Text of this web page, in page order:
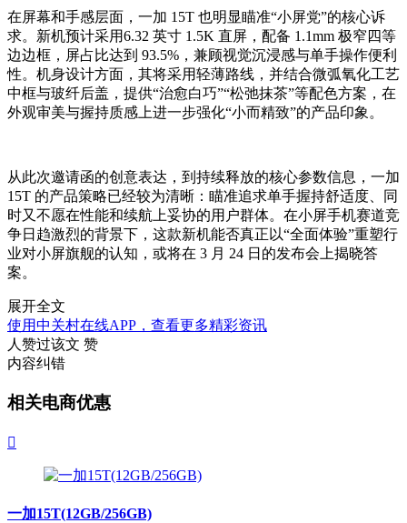
在屏幕和手感层面，一加 15T 也明显瞄准“小屏党”的核心诉
求。新机预计采用6.32 英寸 1.5K 直屏，配备 1.1mm 极窄四等
边边框，屏占比达到 93.5%，兼顾视觉沉浸感与单手操作便利
性。机身设计方面，其将采用轻薄路线，并结合微弧氧化工艺
中框与玻纤后盖，提供“治愈白巧”“松弛抹茶”等配色方案，在
外观审美与握持质感上进一步强化“小而精致”的产品印象。
从此次邀请函的创意表达，到持续释放的核心参数信息，一加
15T 的产品策略已经较为清晰：瞄准追求单手握持舒适度、同
时又不愿在性能和续航上妥协的用户群体。在小屏手机赛道竞
争日趋激烈的背景下，这款新机能否真正以“全面体验”重塑行
业对小屏旗舰的认知，或将在 3 月 24 日的发布会上揭晓答
案。
展开全文
使用中关村在线APP，查看更多精彩资讯
人赞过该文 赞
内容纠错
相关电商优惠

一加15T(12GB/256GB)